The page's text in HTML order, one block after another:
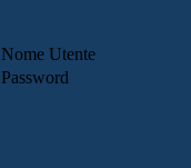
Nome Utente
Password